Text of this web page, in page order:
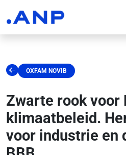
OXFAM NOVIB
Zwarte rook voor
klimaatbeleid.
voor industrie en